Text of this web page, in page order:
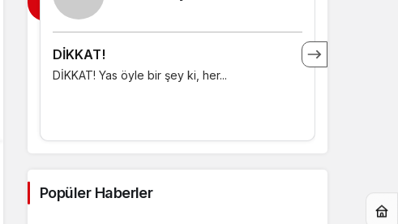
DİKKAT!
DİKKAT! Yas öyle bir şey ki, her...
Popüler Haberler